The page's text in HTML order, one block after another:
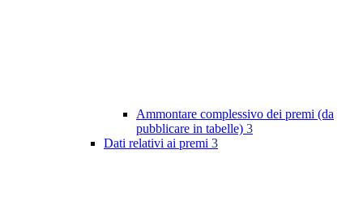
Ammontare complessivo dei premi (da
pubblicare in tabelle) 3
Dati relativi ai premi 3